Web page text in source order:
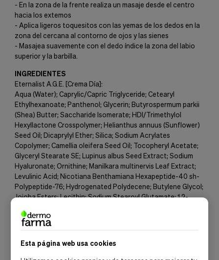
Esta página web usa cookies
- En la zona de la frente realiza un masaje desde el centro
hacia los extemos
- Aplica ligeros toquesitos con las yemas de los dedos en la
zona del cercana al contorno de ojos y las sienes
- Masajea suavemente con el dedo índice la zona del labio
superior y la barbilla.
INGREDIENTES
Eternalist A.G.E. [Crema Día]:
Aqua (Water); Caprylic/Capric Triglyceride; Cetearyl
Ethylhexanoate; Panthenol; Glycerin; Butyrospermum parkii
(Shea) Butter; Saccharide Isomerate; HDI/Trimethylol
Hexyllactone Crosspolymer; Helianthus annuus (Sunflower)
Seed Oil; Dicaprylyl Ether; Silica; Sodium Acrylates
Copolymer; Camellia oleifera Seed Oil; Tocopheryl Acetate;
Glyceryl Stearate SE; Lupinus albus Seed Extract; Sodium
Hyaluronate; Ornithine; Manilkara multinervis Leaf Extract;
Levulinic Acid; Nicotiana Benthamiana Hexapeptide-40 sh-
Polypeptide-76; Hydrogenated Polydecene; Butylene Glycol;
Jojoba Esters; Lecithin; Sodium Stearoyl Glutamate; 1,2-
Cera [Helianthus annuus (Sunflower) Seed Wax];
Phospholipids; Polyglyceryl-10 Stearate; Cetyl Alcohol;
decurrens Flower Cera (Wax); Polyglycerin-3; Glycolipids; p-